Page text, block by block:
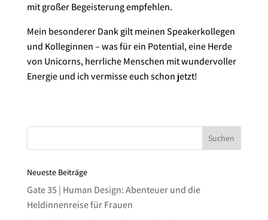
mit großer Begeisterung empfehlen.
Mein besonderer Dank gilt meinen Speakerkollegen
und Kolleginnen – was für ein Potential, eine Herde
von Unicorns, herrliche Menschen mit wundervoller
Energie und ich vermisse euch schon jetzt!
Neueste Beiträge
Gate 35 | Human Design: Abenteuer und die
Heldinnenreise für Frauen